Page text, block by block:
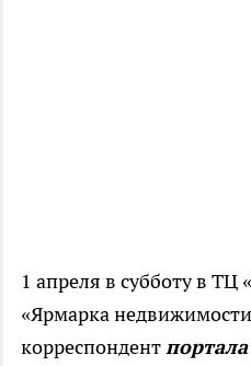
1 апреля в субботу в ТЦ
«Ярмарка
корреспондент